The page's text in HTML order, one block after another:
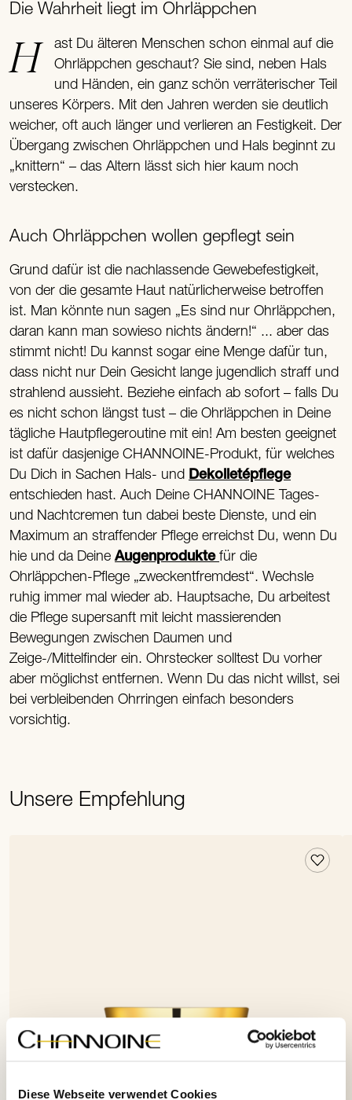
Diese Webseite verwendet Cookies
Die Wahrheit liegt im Ohrläppchen
Hast Du älteren Menschen schon einmal auf die
Ohrläppchen geschaut? Sie sind, neben Hals
und Händen, ein ganz schön verräterischer Teil
unseres Körpers. Mit den Jahren werden sie deutlich
weicher, oft auch länger und verlieren an Festigkeit. Der
Übergang zwischen Ohrläppchen und Hals beginnt zu
„knittern“ – das Altern lässt sich hier kaum noch
verstecken.
Auch Ohrläppchen wollen gepflegt sein
Grund dafür ist die nachlassende Gewebefestigkeit,
von der die gesamte Haut natürlicherweise betroffen
ist. Man könnte nun sagen „Es sind nur Ohrläppchen,
daran kann man sowieso nichts ändern!“ ... aber das
stimmt nicht! Du kannst sogar eine Menge dafür tun,
dass nicht nur Dein Gesicht lange jugendlich straff und
strahlend aussieht. Beziehe einfach ab sofort – falls Du
es nicht schon längst tust – die Ohrläppchen in Deine
tägliche Hautpflegeroutine mit ein! Am besten geeignet
ist dafür dasjenige CHANNOINE-Produkt, für welches
Du Dich in Sachen Hals- und Dekolletépflege
entschieden hast. Auch Deine CHANNOINE Tages-
und Nachtcremen tun dabei beste Dienste, und ein
Maximum an straffender Pflege erreichst Du, wenn Du
hie und da DeineAugenproduktefür die
Ohrläppchen-Pflege „zweckentfremdest“. Wechsle
ruhig immer mal wieder ab. Hauptsache, Du arbeitest
die Pflege supersanft mit leicht massierenden
Bewegungen zwischen Daumen und
Zeige-/Mittelfinder ein. Ohrstecker solltest Du vorher
aber möglichst entfernen. Wenn Du das nicht willst, sei
bei verbleibenden Ohrringen einfach besonders
vorsichtig.
Unsere Empfehlung